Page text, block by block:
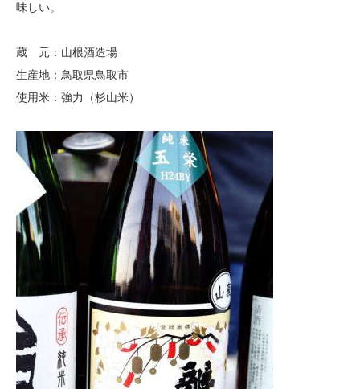
味しい。
蔵 元：山根酒造場
生産地：鳥取県鳥取市
使用米：強力（杉山米）